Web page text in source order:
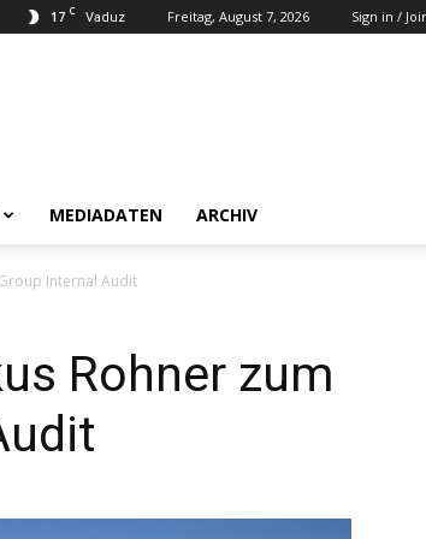
17 C Vaduz Freitag, August 7, 2026 Sign in /
MEDIADATEN ARCHIV
Internal Audit
Rohner zum